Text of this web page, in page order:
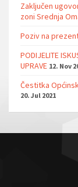
Zaključen
zoni Srednja
Poziv na
PODIJELITE
UPRAVE 12. Nov
Čestitka
20. Jul 2021